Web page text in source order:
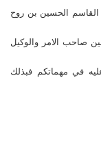
الحسين بن روح
صاحب الامر والوكيل
في مهماتكم فبذلك